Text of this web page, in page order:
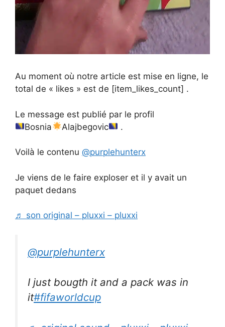
Au moment où notre article est mise en ligne, le
total de « likes » est de [item_likes_count] .
Le message est publié par le profil
Bosnia
Alajbegovic .
Voilà le contenu @purplehunterx
Je viens de le faire exploser et il y avait un
paquet dedans
♬ son original – pluxxi – pluxxi
@purplehunterx
I just bougth it and a pack was in
it#fifaworldcup